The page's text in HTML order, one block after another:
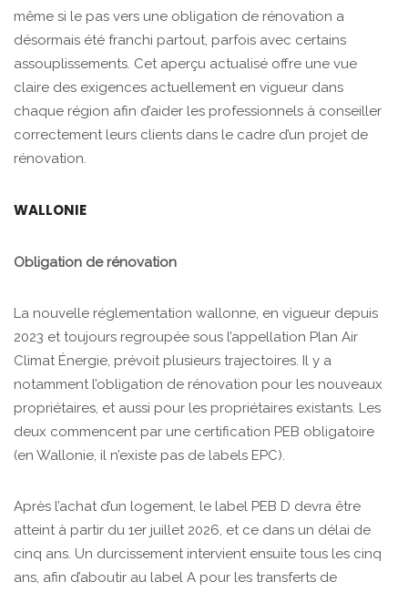
même si le pas vers une obligation de rénovation a
désormais été franchi partout, parfois avec certains
assouplissements. Cet aperçu actualisé offre une vue
claire des exigences actuellement en vigueur dans
chaque région afin d’aider les professionnels à conseiller
correctement leurs clients dans le cadre d’un projet de
rénovation.
WALLONIE
Obligation de rénovation
La nouvelle réglementation wallonne, en vigueur depuis
2023 et toujours regroupée sous l’appellation Plan Air
Climat Énergie, prévoit plusieurs trajectoires. Il y a
notamment l’obligation de rénovation pour les nouveaux
propriétaires, et aussi pour les propriétaires existants. Les
deux commencent par une certification PEB obligatoire
(en Wallonie, il n’existe pas de labels EPC).
Après l’achat d’un logement, le label PEB D devra être
atteint à partir du 1er juillet 2026, et ce dans un délai de
cinq ans. Un durcissement intervient ensuite tous les cinq
ans, afin d’aboutir au label A pour les transferts de